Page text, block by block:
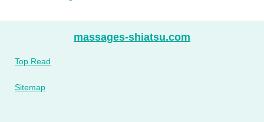
massages-shiatsu.com
Top Read
Sitemap